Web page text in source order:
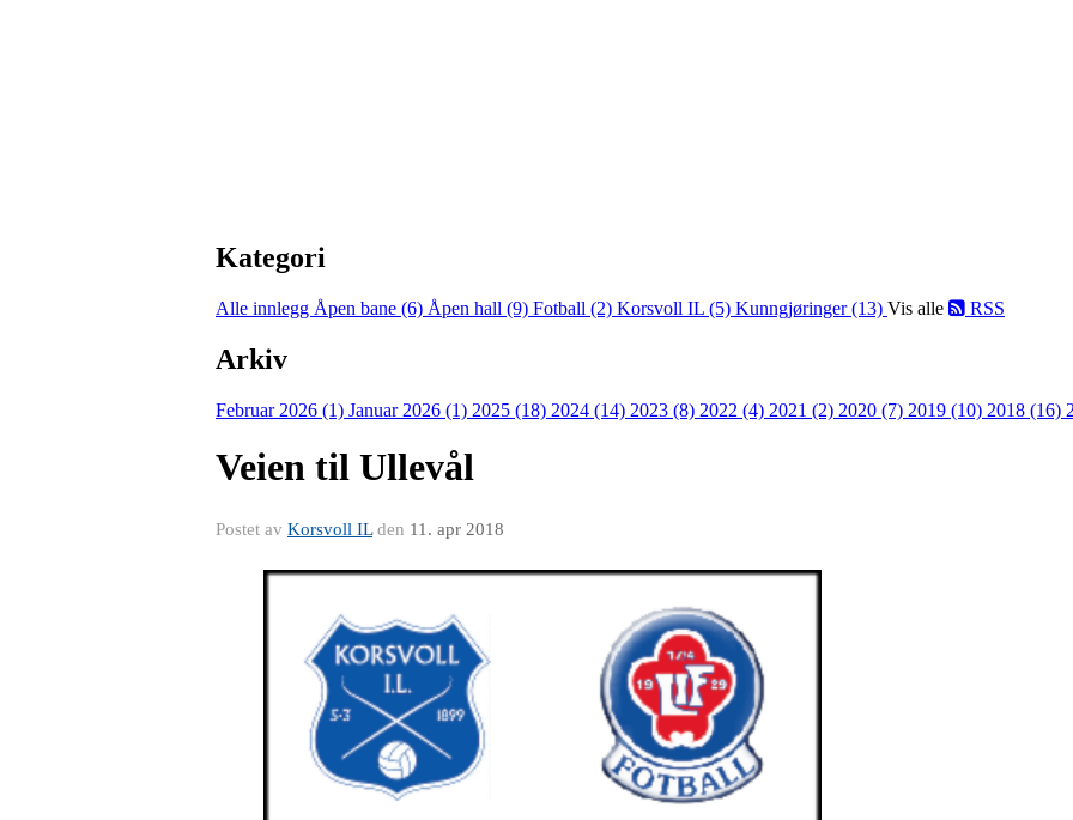
Kategori
Alle innlegg Åpen bane (6) Åpen hall (9) Fotball (2) Korsvoll IL (5) Kunngjøringer (13) Vis alle RSS
Arkiv
Februar 2026 (1) Januar 2026 (1) 2025 (18) 2024 (14) 2023 (8) 2022 (4) 2021 (2) 2020 (7) 2019 (10) 2018 (16)
Veien til Ullevål
Postet av Korsvoll ILden 11. apr 2018